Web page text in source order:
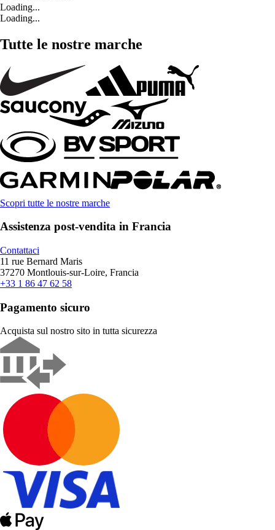
Loading...
Loading...
Tutte le nostre marche
Scopri tutte le nostre marche
Assistenza post-vendita in Francia
Contattaci
11 rue Bernard Maris
37270 Montlouis-sur-Loire, Francia
+33 1 86 47 62 58
Pagamento sicuro
Acquista sul nostro sito in tutta sicurezza